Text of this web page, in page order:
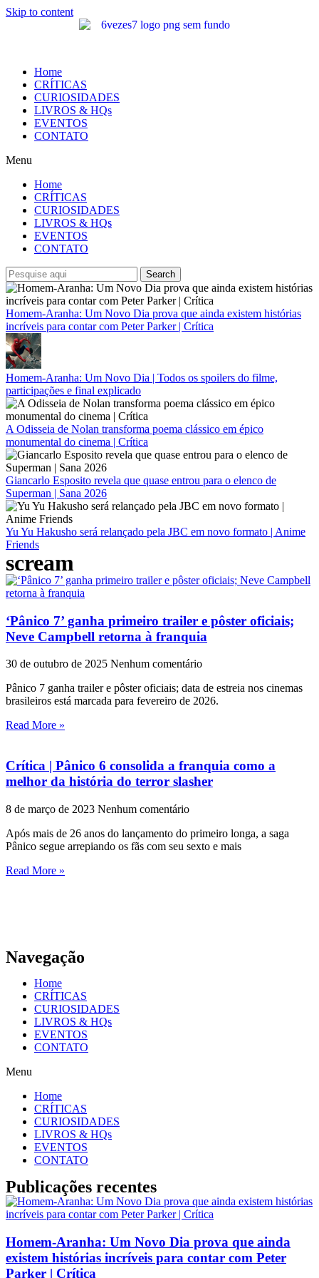
Skip to content
Home
CRÍTICAS
CURIOSIDADES
LIVROS & HQs
EVENTOS
CONTATO
Menu
Home
CRÍTICAS
CURIOSIDADES
LIVROS & HQs
EVENTOS
CONTATO
Search
Homem-Aranha: Um Novo Dia prova que ainda existem histórias
incríveis para contar com Peter Parker | Crítica
Homem-Aranha: Um Novo Dia | Todos os spoilers do filme,
participações e final explicado
A Odisseia de Nolan transforma poema clássico em épico
monumental do cinema | Crítica
Giancarlo Esposito revela que quase entrou para o elenco de
Superman | Sana 2026
Yu Yu Hakusho será relançado pela JBC em novo formato | Anime
Friends
scream
‘Pânico 7’ ganha primeiro trailer e pôster oficiais;
Neve Campbell retorna à franquia
30 de outubro de 2025 Nenhum comentário
Pânico 7 ganha trailer e pôster oficiais; data de estreia nos cinemas
brasileiros está marcada para fevereiro de 2026.
Read More »
Crítica | Pânico 6 consolida a franquia como a
melhor da história do terror slasher
8 de março de 2023 Nenhum comentário
Após mais de 26 anos do lançamento do primeiro longa, a saga
Pânico segue arrepiando os fãs com seu sexto e mais
Read More »
Navegação
Home
CRÍTICAS
CURIOSIDADES
LIVROS & HQs
EVENTOS
CONTATO
Menu
Home
CRÍTICAS
CURIOSIDADES
LIVROS & HQs
EVENTOS
CONTATO
Publicações recentes
Homem-Aranha: Um Novo Dia prova que ainda
existem histórias incríveis para contar com Peter
Parker | Crítica